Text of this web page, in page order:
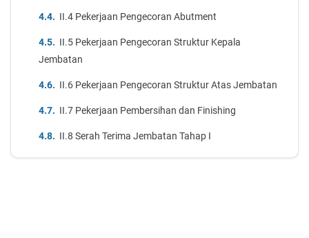
II.4 Pekerjaan Pengecoran Abutment
II.5 Pekerjaan Pengecoran Struktur Kepala
Jembatan
II.6 Pekerjaan Pengecoran Struktur Atas Jembatan
II.7 Pekerjaan Pembersihan dan Finishing
II.8 Serah Terima Jembatan Tahap I